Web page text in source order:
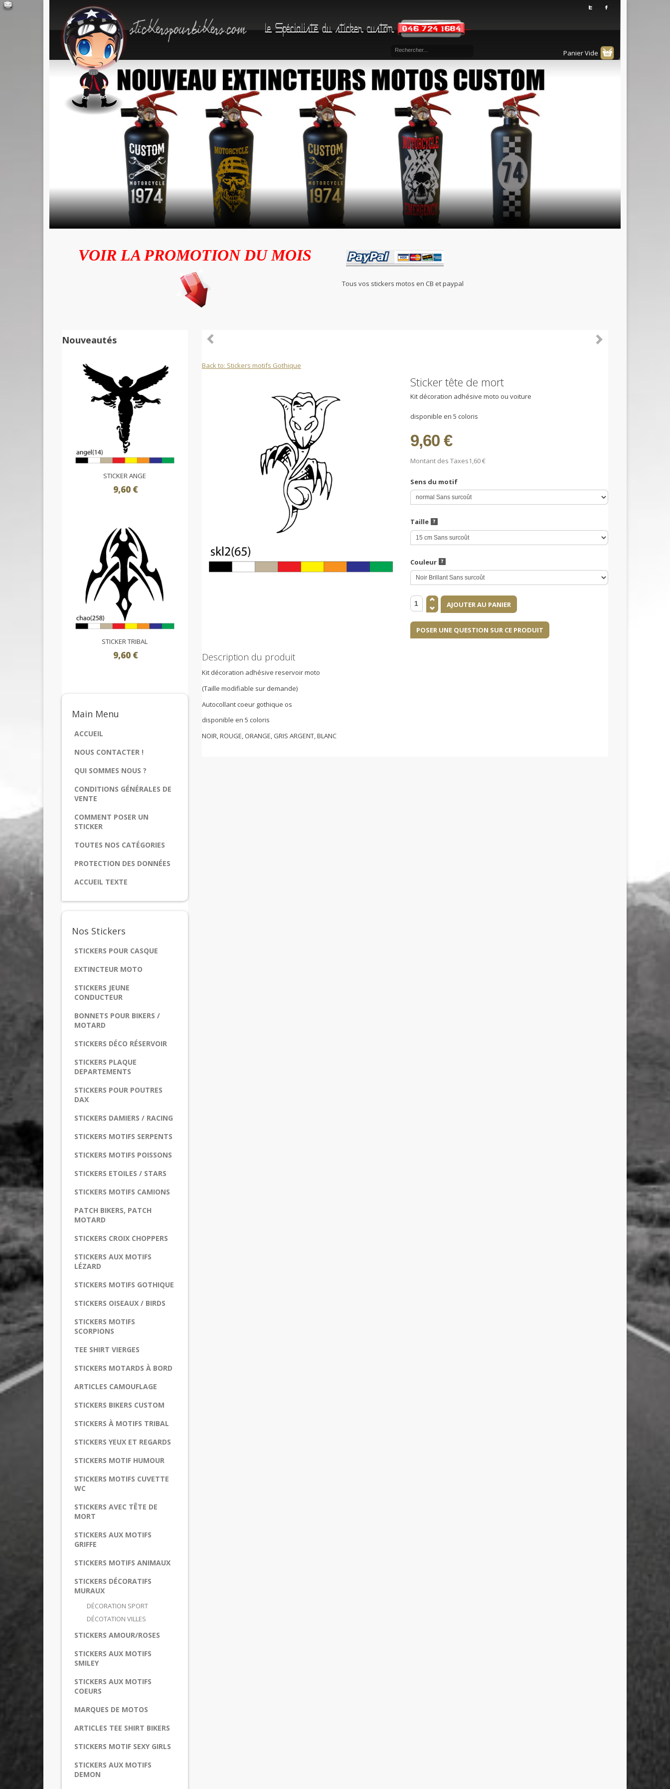
Panier Vide
VOIR LA PROMOTION DU MOIS
Tous vos stickers motos en CB et paypal
Nouveautés
STICKER ANGE
9,60 €
STICKER TRIBAL
9,60 €
Main Menu
ACCUEIL
NOUS CONTACTER !
QUI SOMMES NOUS ?
CONDITIONS GÉNÉRALES DE
VENTE
COMMENT POSER UN
STICKER
TOUTES NOS CATÉGORIES
PROTECTION DES DONNÉES
ACCUEIL TEXTE
Nos Stickers
STICKERS POUR CASQUE
EXTINCTEUR MOTO
STICKERS JEUNE
CONDUCTEUR
BONNETS POUR BIKERS /
MOTARD
STICKERS DÉCO RÉSERVOIR
STICKERS PLAQUE
DEPARTEMENTS
STICKERS POUR POUTRES
DAX
STICKERS DAMIERS / RACING
STICKERS MOTIFS SERPENTS
STICKERS MOTIFS POISSONS
STICKERS ETOILES / STARS
STICKERS MOTIFS CAMIONS
PATCH BIKERS, PATCH
MOTARD
STICKERS CROIX CHOPPERS
STICKERS AUX MOTIFS
LÉZARD
STICKERS MOTIFS GOTHIQUE
STICKERS OISEAUX / BIRDS
STICKERS MOTIFS
SCORPIONS
TEE SHIRT VIERGES
STICKERS MOTARDS À BORD
ARTICLES CAMOUFLAGE
STICKERS BIKERS CUSTOM
STICKERS À MOTIFS TRIBAL
STICKERS YEUX ET REGARDS
STICKERS MOTIF HUMOUR
STICKERS MOTIFS CUVETTE
WC
STICKERS AVEC TÊTE DE
MORT
STICKERS AUX MOTIFS
GRIFFE
STICKERS MOTIFS ANIMAUX
STICKERS DÉCORATIFS
MURAUX
DÉCORATION SPORT
DÉCOTATION VILLES
STICKERS AMOUR/ROSES
STICKERS AUX MOTIFS
SMILEY
STICKERS AUX MOTIFS
COEURS
MARQUES DE MOTOS
ARTICLES TEE SHIRT BIKERS
STICKERS MOTIF SEXY GIRLS
STICKERS AUX MOTIFS
DEMON
Back to: Stickers motifs Gothique
Sticker tête de mort
Kit décoration adhésive moto ou voiture
disponible en 5 coloris
9,60 €
Montant des Taxes1,60 €
Sens du motif
Taille
Couleur
POSER UNE QUESTION SUR CE PRODUIT
Description du produit
Kit décoration adhésive reservoir moto
(Taille modifiable sur demande)
Autocollant coeur gothique os
disponible en 5 coloris
NOIR, ROUGE, ORANGE, GRIS ARGENT, BLANC